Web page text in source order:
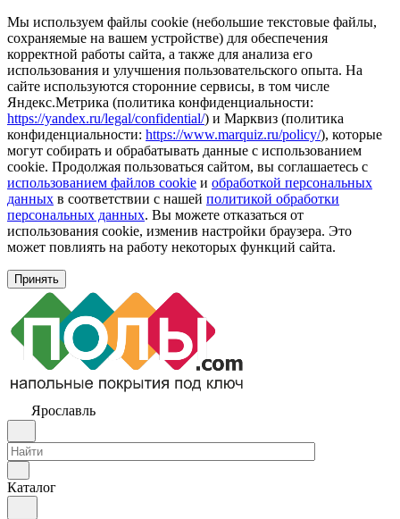
Мы используем файлы cookie (небольшие текстовые файлы,
сохраняемые на вашем устройстве) для обеспечения
корректной работы сайта, а также для анализа его
использования и улучшения пользовательского опыта. На
сайте используются сторонние сервисы, в том числе
Яндекс.Метрика (политика конфиденциальности:
https://yandex.ru/legal/confidential/) и Марквиз (политика
конфиденциальности: https://www.marquiz.ru/policy/), которые
могут собирать и обрабатывать данные с использованием
cookie. Продолжая пользоваться сайтом, вы соглашаетесь с
использованием файлов cookie и обработкой персональных
данных в соответствии с нашей политикой обработки
персональных данных. Вы можете отказаться от
использования cookie, изменив настройки браузера. Это
может повлиять на работу некоторых функций сайта.
Принять
Ярославль
Каталог